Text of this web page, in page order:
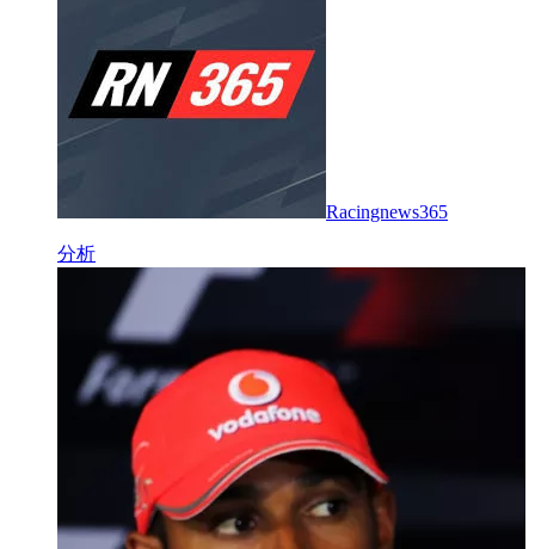
Racingnews365
分析